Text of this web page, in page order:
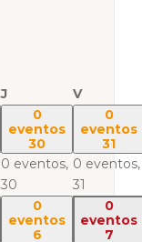
J
V
0
eventos
30
0 eventos,
30
0
eventos
31
0 eventos,
31
0
eventos
6
0
eventos
7